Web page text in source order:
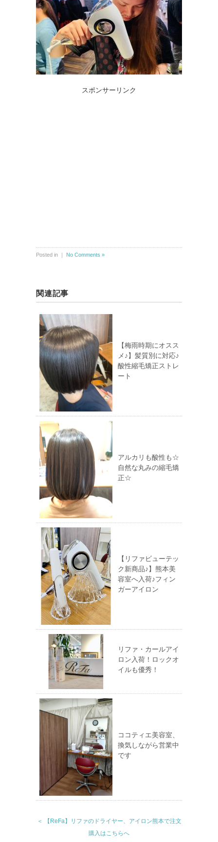
スポンサーリンク
Posted in ｜ No Comments »
関連記事
【梅雨時期にオスス
メ♪】髪質別に対応♪
酸性縮毛矯正ストレ
ート
アルカリも酸性も☆
自然な丸みの縮毛矯
正☆
【リファビューテッ
ク新商品♪】熊本美
容室へ入荷♪フィン
ガーアイロン
リファ・カールアイ
ロン入荷！ロックオ
イルも優秀！
ココティエ美容室、
換気しながら営業中
です
＜ 【ReFa】リファのドライヤー、アイロン熊本で注文
購入はこちらへ